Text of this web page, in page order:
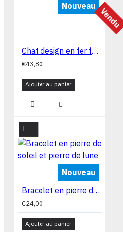
Nouveau
Vendu
Chat design en fer forgé décoratif Chat60
€43,80
Ajouter au panier
Nouveau
Bracelet en pierre de soleil et pierre de lune
€24,00
Ajouter au panier